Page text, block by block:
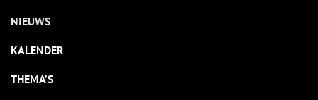
NIEUWS
KALENDER
THEMA’S